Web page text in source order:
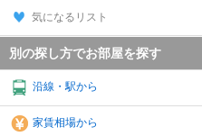
気になるリスト
別の探し方でお部屋を探す
沿線・駅から
家賃相場から